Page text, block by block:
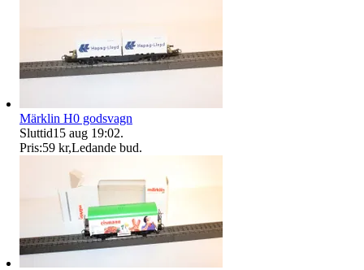
Märklin H0 godsvagn
Sluttid15 aug 19:02.
Pris:59 kr,Ledande bud.